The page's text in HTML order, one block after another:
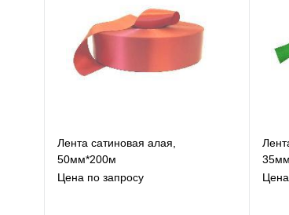
Под заказ
Лента сатиновая алая,
50мм*200м
Цена по запросу